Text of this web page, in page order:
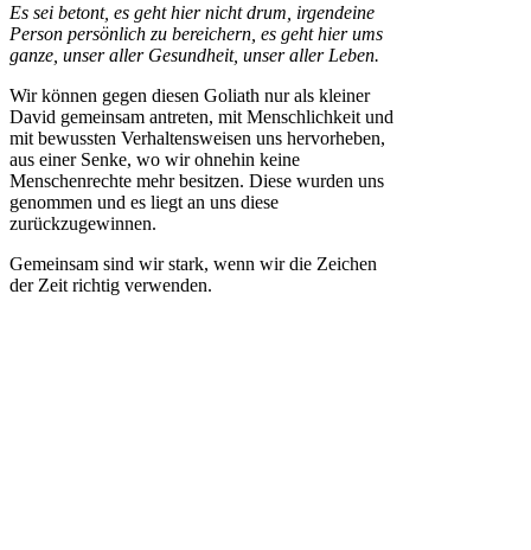
Es sei betont, es geht hier nicht drum, irgendeine
Person persönlich zu bereichern, es geht hier ums
ganze, unser aller Gesundheit, unser aller Leben.
Wir können gegen diesen Goliath nur als kleiner
David gemeinsam antreten, mit Menschlichkeit und
mit bewussten Verhaltensweisen uns hervorheben,
aus einer Senke, wo wir ohnehin keine
Menschenrechte mehr besitzen. Diese wurden uns
genommen und es liegt an uns diese
zurückzugewinnen.
Gemeinsam sind wir stark, wenn wir die Zeichen
der Zeit richtig verwenden.